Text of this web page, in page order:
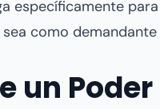
específicamente
como
un